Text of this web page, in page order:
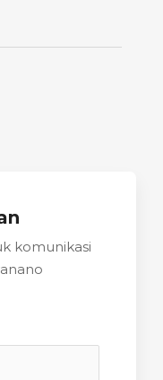
komunikasi